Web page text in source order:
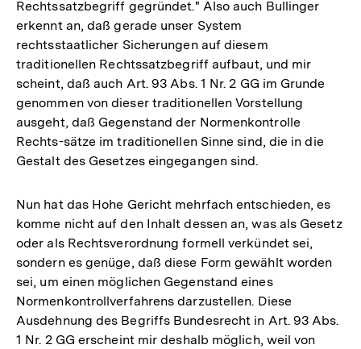
Rechtssatzbegriff gegründet." Also auch Bullinger
erkennt an, daß gerade unser System
rechtsstaatlicher Sicherungen auf diesem
traditionellen Rechtssatzbegriff aufbaut, und mir
scheint, daß auch Art. 93 Abs. 1 Nr. 2 GG im Grunde
genommen von dieser traditionellen Vorstellung
ausgeht, daß Gegenstand der Normenkontrolle
Rechts-sätze im traditionellen Sinne sind, die in die
Gestalt des Gesetzes eingegangen sind.
Nun hat das Hohe Gericht mehrfach entschieden, es
komme nicht auf den Inhalt dessen an, was als Gesetz
oder als Rechtsverordnung formell verkündet sei,
sondern es genüge, daß diese Form gewählt worden
sei, um einen möglichen Gegenstand eines
Normenkontrollverfahrens darzustellen. Diese
Ausdehnung des Begriffs Bundesrecht in Art. 93 Abs.
1 Nr. 2 GG erscheint mir deshalb möglich, weil von